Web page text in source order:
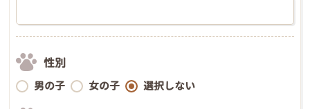
性別
男の子 女の子 選択しない